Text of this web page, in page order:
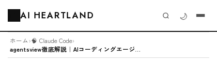
AI HEARTLAND 🌙
ホーム›🧠 Claude Code›
agentsview徹底解説｜AIコーディングエージェントの履歴・コストを...